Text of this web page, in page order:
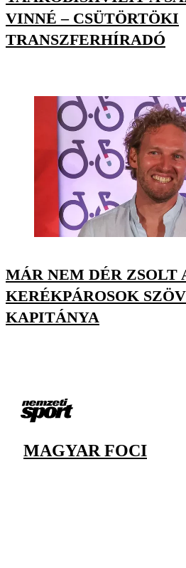
VINNÉ – CSÜTÖRTÖKI
TRANSZFERHÍRADÓ
MÁR NEM DÉR ZSOLT
KERÉKPÁROSOK
KAPITÁNYA
MAGYAR FOCI